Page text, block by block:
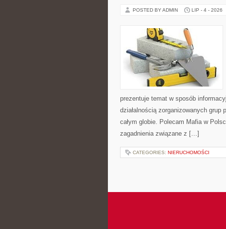
POSTED BY ADMIN LIP - 4 - 2026
prezentuje temat w sposób
działalnością zorganizowanych
całym globie. Polecam Mafia w
zagadnienia związane z […]
CATEGORIES: NIERUCHOMOŚCI